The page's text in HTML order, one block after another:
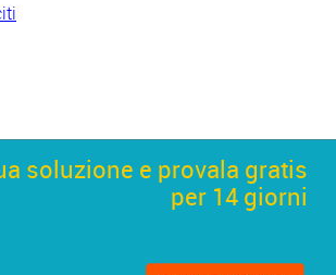
soluzione e provala gratis
per 14 giorni